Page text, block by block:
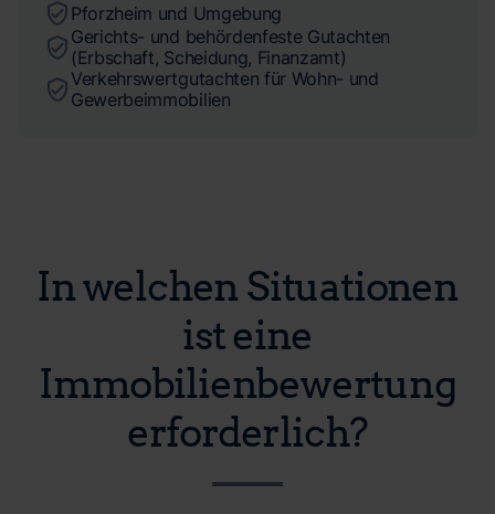
Pforzheim und Umgebung
Gerichts- und behördenfeste Gutachten
(Erbschaft, Scheidung, Finanzamt)
Verkehrswertgutachten für Wohn- und
Gewerbeimmobilien
In welchen Situationen
ist eine
Immobilienbewertung
erforderlich?